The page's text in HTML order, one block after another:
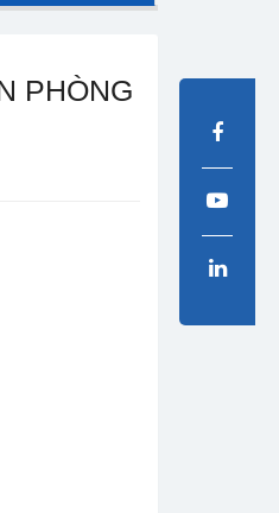
PHÒNG